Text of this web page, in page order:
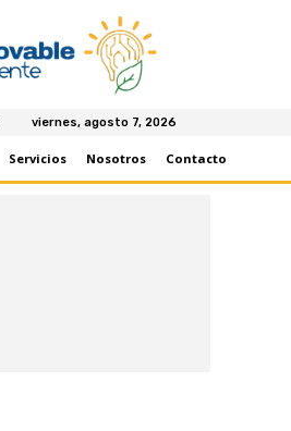
viernes, agosto 7, 2026
Servicios Nosotros Contacto